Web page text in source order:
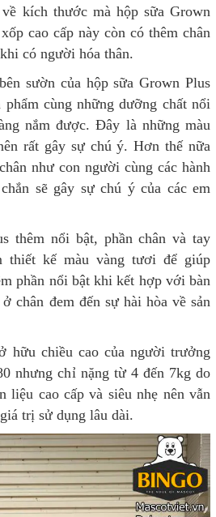
kích thước mà hộp sữa Grown
cao cấp này còn có thêm chân
có người hóa thân.
sườn của hộp sữa Grown Plus
cùng những dưỡng chất nổi
nắm được. Đây là những màu
rất gây sự chú ý. Hơn thế nữa
như con người cùng các hành
sẽ gây sự chú ý của các em
thêm nổi bật, phần chân và tay
thiết kế màu vàng tươi để giúp
phần nổi bật khi kết hợp với bàn
chân đem đến sự hài hòa về sản
hữu chiều cao của người trưởng
nhưng chỉ nặng từ 4 đến 7kg do
liệu cao cấp và siêu nhẹ nên vẫn
trị sử dụng lâu dài.